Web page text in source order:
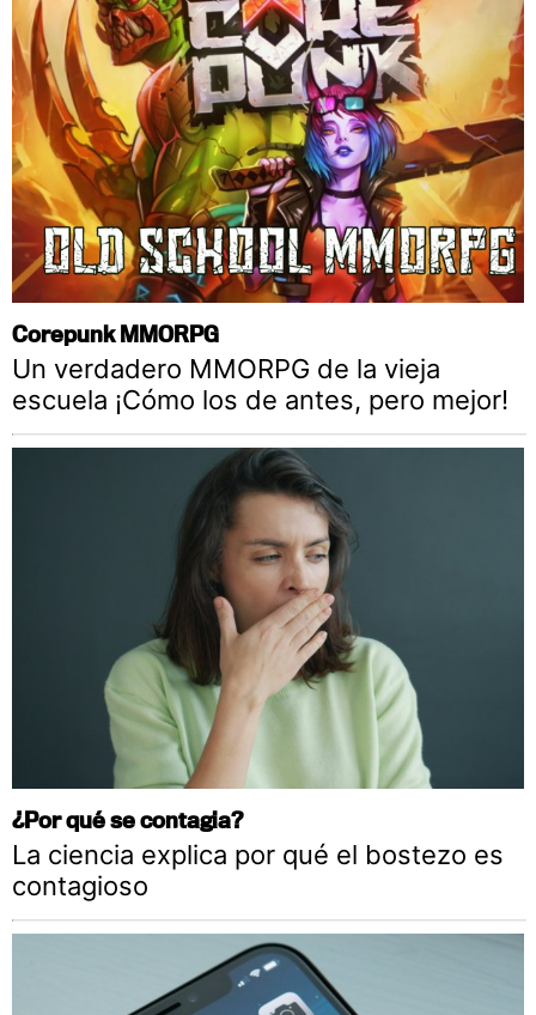
Corepunk MMORPG
Un verdadero MMORPG de la vieja
escuela ¡Cómo los de antes, pero mejor!
¿Por qué se contagia?
La ciencia explica por qué el bostezo es
contagioso